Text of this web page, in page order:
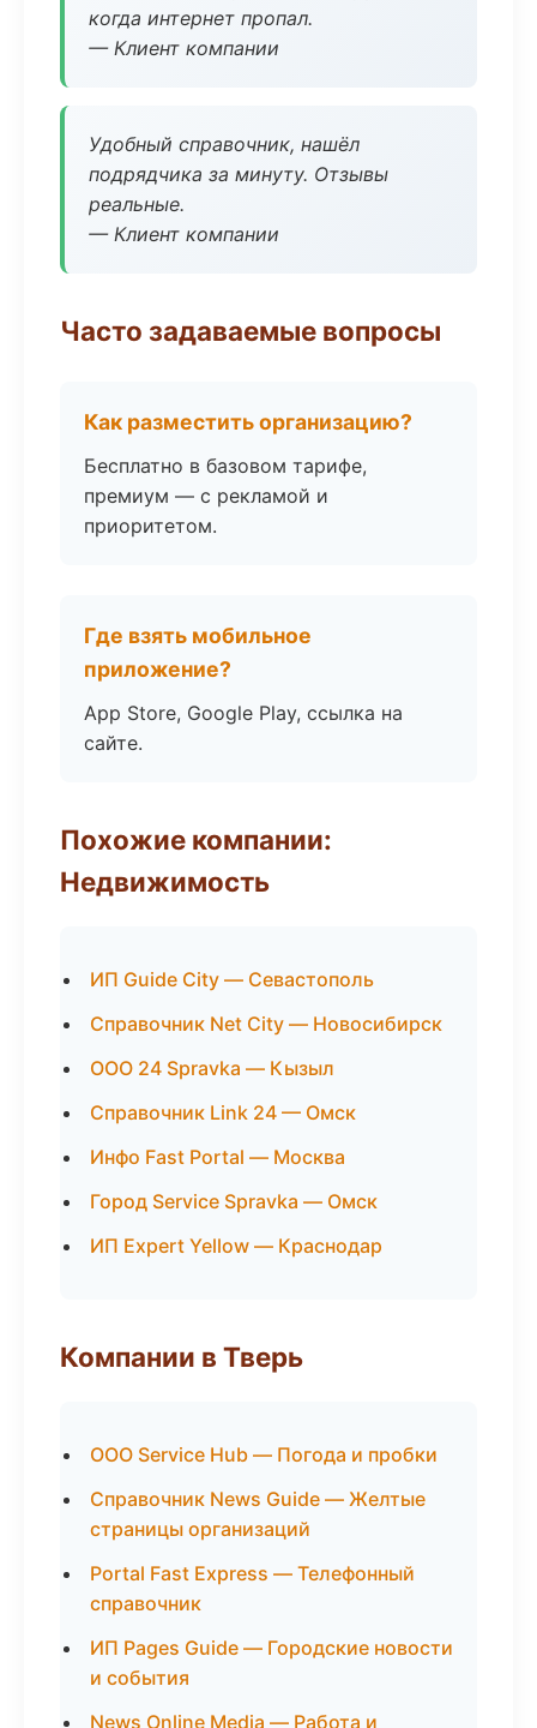
когда интернет пропал.
— Клиент компании
Удобный справочник, нашёл
подрядчика за минуту. Отзывы
реальные.
— Клиент компании
Часто задаваемые вопросы
Как разместить организацию?
Бесплатно в базовом тарифе,
премиум — с рекламой и
приоритетом.
Где взять мобильное
приложение?
App Store, Google Play, ссылка на
сайте.
Похожие компании:
Недвижимость
ИП Guide City — Севастополь
Справочник Net City — Новосибирск
ООО 24 Spravka — Кызыл
Справочник Link 24 — Омск
Инфо Fast Portal — Москва
Город Service Spravka — Омск
ИП Expert Yellow — Краснодар
Компании в Тверь
ООО Service Hub — Погода и пробки
Справочник News Guide — Желтые
страницы организаций
Portal Fast Express — Телефонный
справочник
ИП Pages Guide — Городские новости
и события
News Online Media — Работа и